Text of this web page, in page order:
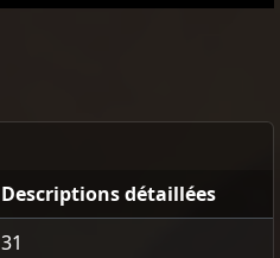
Descriptions détaillées
31